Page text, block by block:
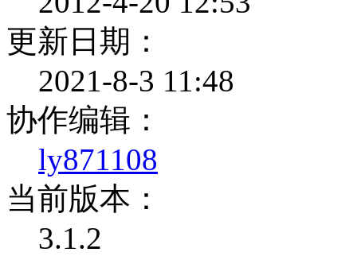
更新日期：
2021-8-3 11:48
协作编辑：
ly871108
当前版本：
3.1.2